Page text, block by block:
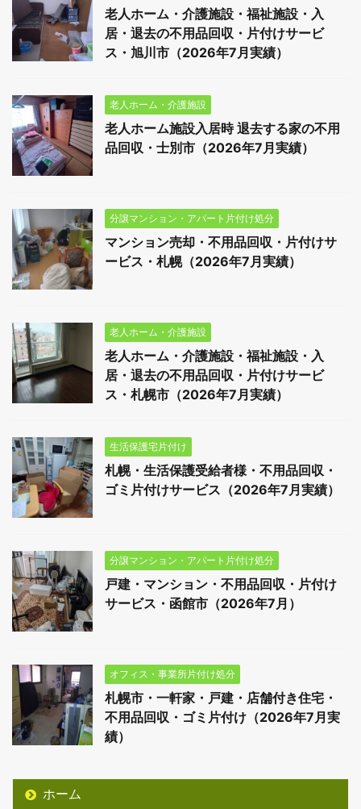
老人ホーム・介護施設・福祉施設・入
居・退去の不用品回収・片付けサービ
ス・旭川市（2026年7月実績）
老人ホーム・介護施設
老人ホーム施設入居時 退去する家の不用
品回収・士別市（2026年7月実績）
分譲マンション・アパート片付け処分
マンション売却・不用品回収・片付けサ
ービス・札幌（2026年7月実績）
老人ホーム・介護施設
老人ホーム・介護施設・福祉施設・入
居・退去の不用品回収・片付けサービ
ス・札幌市（2026年7月実績）
生活保護宅片付け
札幌・生活保護受給者様・不用品回収・
ゴミ片付けサービス（2026年7月実績）
分譲マンション・アパート片付け処分
戸建・マンション・不用品回収・片付け
サービス・函館市（2026年7月）
オフィス・事業所片付け処分
札幌市・一軒家・戸建・店舗付き住宅・
不用品回収・ゴミ片付け（2026年7月実
績）
ホーム